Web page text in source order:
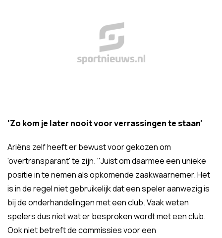
'Zo kom je later nooit voor verrassingen te staan'
Ariëns zelf heeft er bewust voor gekozen om
'overtransparant' te zijn. "Juist om daarmee een unieke
positie in te nemen als opkomende zaakwaarnemer. Het
is in de regel niet gebruikelijk dat een speler aanwezig is
bij de onderhandelingen met een club. Vaak weten
spelers dus niet wat er besproken wordt met een club.
Ook niet betreft de commissies voor een